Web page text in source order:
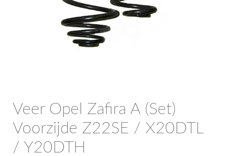
Inloggen / Registreren
Veer Opel Zafira A (Set)
Voorzijde Z22SE / X20DTL
/ Y20DTH